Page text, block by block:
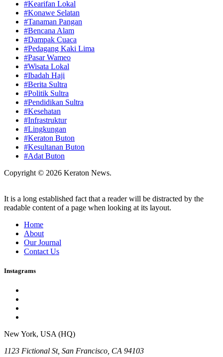
#Kearifan Lokal
#Konawe Selatan
#Tanaman Pangan
#Bencana Alam
#Dampak Cuaca
#Pedagang Kaki Lima
#Pasar Wameo
#Wisata Lokal
#Ibadah Haji
#Berita Sultra
#Politik Sultra
#Pendidikan Sultra
#Kesehatan
#Infrastruktur
#Lingkungan
#Keraton Buton
#Kesultanan Buton
#Adat Buton
Copyright © 2026 Keraton News.
It is a long established fact that a reader will be distracted by the
readable content of a page when looking at its layout.
Home
About
Our Journal
Contact Us
Instagrams
New York, USA (HQ)
1123 Fictional St, San Francisco, CA 94103